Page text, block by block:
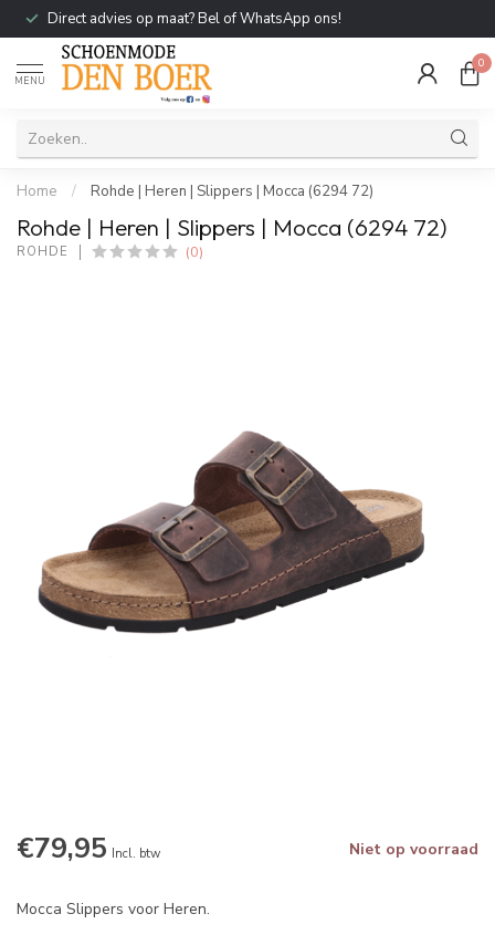
Direct advies op maat? Bel of WhatsApp ons!
MENU
0
Home / Rohde | Heren | Slippers | Mocca (6294 72)
Rohde | Heren | Slippers | Mocca (6294 72)
ROHDE (0)
€79,95 Incl. btw Niet op voorraad
Mocca Slippers voor Heren.